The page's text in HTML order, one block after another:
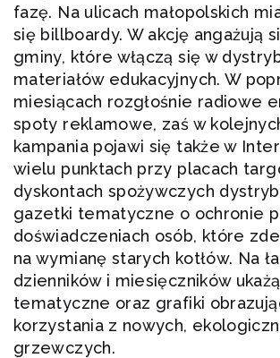
fazę. Na ulicach małopolskich
się billboardy. W akcję angażują
gminy, które włączą się w
materiałów edukacyjnych. W
miesiącach rozgłośnie radiowe
spoty reklamowe, zaś w
kampania pojawi się także w
wielu punktach przy placach
dyskontach spożywczych
gazetki tematyczne o ochronie
doświadczeniach osób, które
na wymianę starych kotłów. Na
dzienników i miesięczników
tematyczne oraz grafiki
korzystania z nowych,
grzewczych.